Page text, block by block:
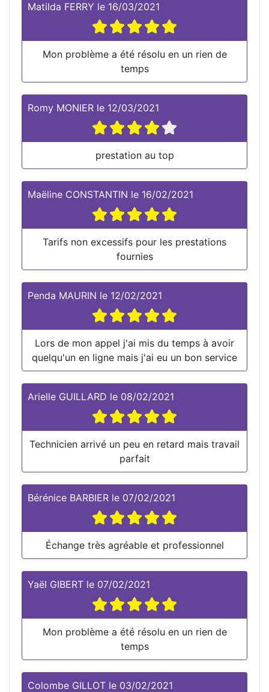
Matilda FERRY le 16/03/2021
Mon problème a été résolu en un rien de
temps
Romy MONIER le 12/03/2021
prestation au top
Maëline CONSTANTIN le 16/02/2021
Tarifs non excessifs pour les prestations
fournies
Penda MAURIN le 12/02/2021
Lors de mon appel j'ai mis du temps à avoir
quelqu'un en ligne mais j'ai eu un bon service
Arielle GUILLARD le 08/02/2021
Technicien arrivé un peu en retard mais travail
parfait
Bérénice BARBIER le 07/02/2021
Échange très agréable et professionnel
Yaël GIBERT le 07/02/2021
Mon problème a été résolu en un rien de
temps
Colombe GILLOT le 03/02/2021